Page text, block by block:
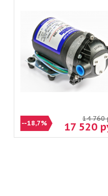
--18,7%
14 760
17 520